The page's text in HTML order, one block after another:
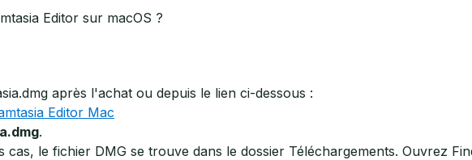
Editor sur macOS ?
après l'achat ou depuis le lien ci-dessous :
Editor Mac
.
cas, le fichier DMG se trouve dans le dossier Téléchargements. Ouvrez